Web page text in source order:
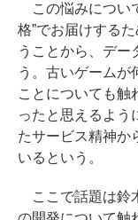
この悩みについ
格”でお届けする
うことから、デー
う。古いゲームが
ことについても触
ったと思えるよう
たサービス精神か
いるという。
ここで話題は鈴